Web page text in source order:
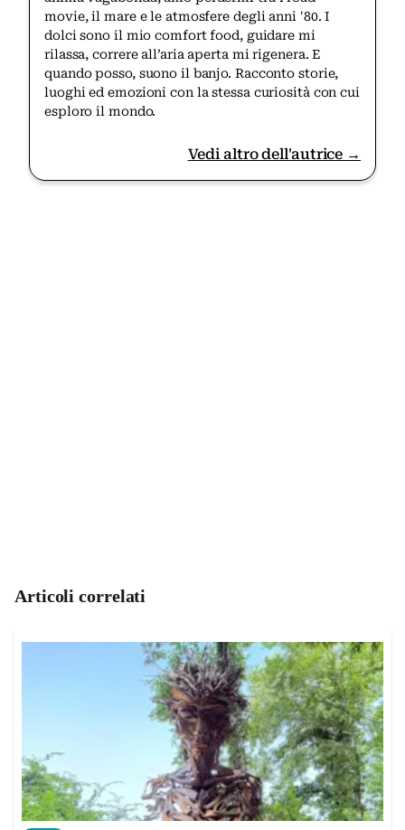
movie, il mare e le atmosfere degli anni '80. I
dolci sono il mio comfort food, guidare mi
rilassa, correre all’aria aperta mi rigenera. E
quando posso, suono il banjo. Racconto storie,
luoghi ed emozioni con la stessa curiosità con cui
esploro il mondo.
Vedi altro dell'autrice →
Articoli correlati